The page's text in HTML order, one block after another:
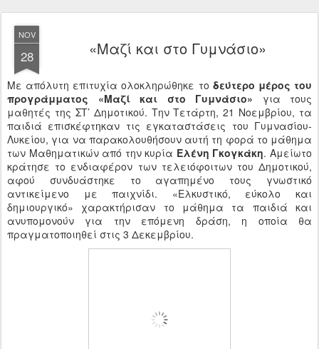
NOV
28 «Μαζί και στο Γυμνάσιο»
Με απόλυτη επιτυχία ολοκληρώθηκε το δεύτερο μέρος του
προγράμματος «Μαζί και στο Γυμνάσιο» για τους
μαθητές της ΣΤ’ Δημοτικού. Την Τετάρτη, 21 Νοεμβρίου, τα
παιδιά επισκέφτηκαν τις εγκαταστάσεις του Γυμνασίου-
Λυκείου, για να παρακολουθήσουν αυτή τη φορά το μάθημα
των Μαθηματικών από την κυρία Ελένη Γκογκάκη. Αμείωτο
κράτησε το ενδιαφέρον των τελειόφοιτων του Δημοτικού,
αφού συνδυάστηκε το αγαπημένο τους γνωστικό
αντικείμενο με παιχνίδι. «Ελκυστικό, εύκολο και
δημιουργικό» χαρακτήρισαν το μάθημα τα παιδιά και
ανυπομονούν για την επόμενη δράση, η οποία θα
πραγματοποιηθεί στις 3 Δεκεμβρίου.